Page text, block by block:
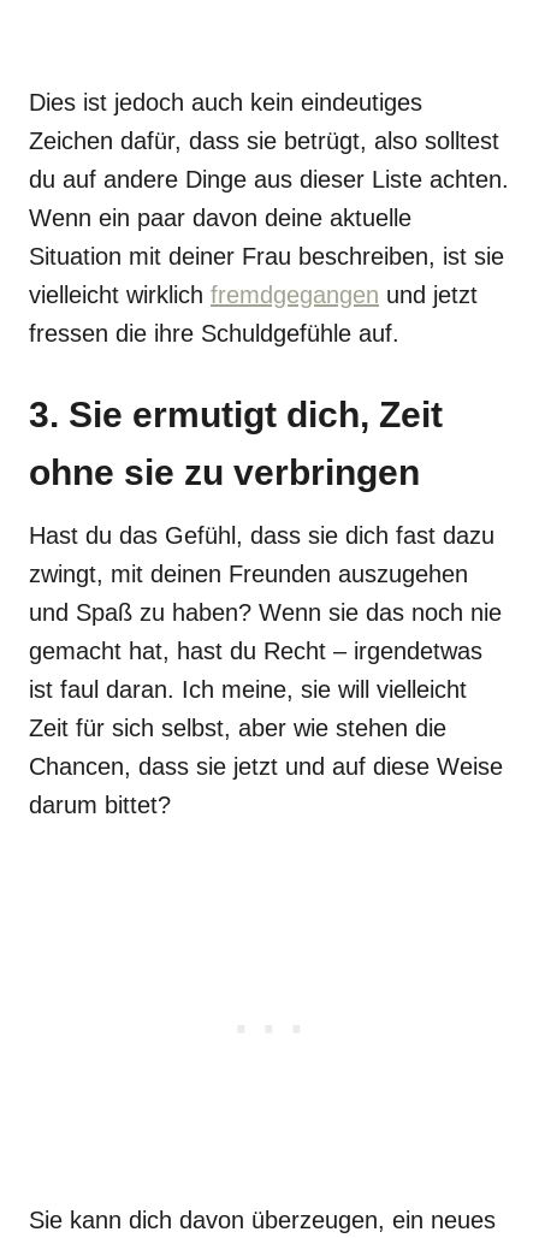
Dies ist jedoch auch kein eindeutiges
Zeichen dafür, dass sie betrügt, also solltest
du auf andere Dinge aus dieser Liste achten.
Wenn ein paar davon deine aktuelle
Situation mit deiner Frau beschreiben, ist sie
vielleicht wirklich fremdgegangen und jetzt
fressen die ihre Schuldgefühle auf.
3. Sie ermutigt dich, Zeit
ohne sie zu verbringen
Hast du das Gefühl, dass sie dich fast dazu
zwingt, mit deinen Freunden auszugehen
und Spaß zu haben? Wenn sie das noch nie
gemacht hat, hast du Recht – irgendetwas
ist faul daran. Ich meine, sie will vielleicht
Zeit für sich selbst, aber wie stehen die
Chancen, dass sie jetzt und auf diese Weise
darum bittet?
Sie kann dich davon überzeugen, ein neues